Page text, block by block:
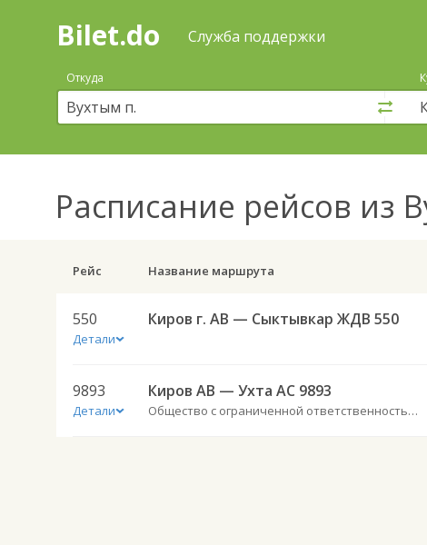
Поиск
покупка
билетов
автобус
онлайн
Bilet.do Служба поддержки
Откуда
Расписание рейсов из
Рейс Название маршрута
550
Детали
Киров г. АВ — Сыктывкар ЖДВ 550
9893
Детали
Киров АВ — Ухта АС 9893
Общество с ограниченной ответственностью «Ухтинское автотранспортное предприятие»